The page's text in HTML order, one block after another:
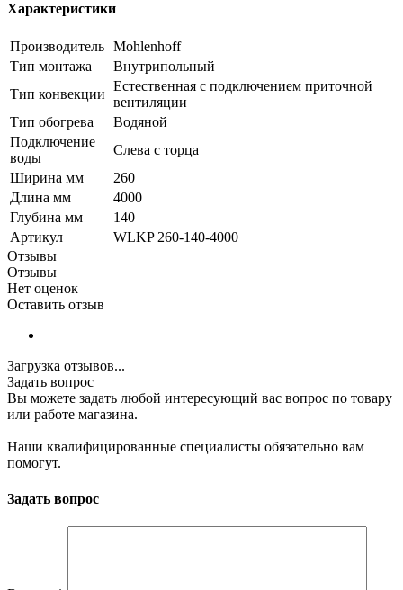
Характеристики
Производитель Mohlenhoff
Тип монтажа
Внутрипольный
Тип конвекции
Естественная с подключением приточной
вентиляции
Тип обогрева
Водяной
Подключение
воды
Слева с торца
Ширина мм
260
Длина мм
4000
Глубина мм
140
Артикул
WLKP 260-140-4000
Отзывы
Отзывы
Нет оценок
Оставить отзыв
Загрузка отзывов...
Задать вопрос
Вы можете задать любой интересующий вас вопрос по товару
или работе магазина.
Наши квалифицированные специалисты обязательно вам
помогут.
Задать вопрос